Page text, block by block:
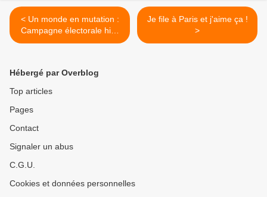
< Un monde en mutation :
Campagne électorale hier
vs aujourd'hui
Je file à Paris et j'aime ça !
>
Hébergé par Overblog
Top articles
Pages
Contact
Signaler un abus
C.G.U.
Cookies et données personnelles